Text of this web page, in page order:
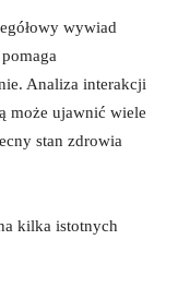
wywiad
Analiza​ interakcji
może ujawnić wiele
stan ⁢zdrowia
kilka istotnych